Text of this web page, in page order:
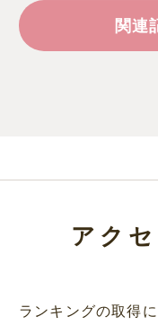
関連
アク
ランキングの取得